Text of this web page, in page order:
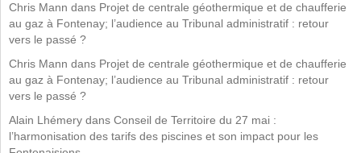
Chris Mann dans Projet de centrale géothermique et de chaufferie
au gaz à Fontenay; l’audience au Tribunal administratif : retour
vers le passé ?
Chris Mann dans Projet de centrale géothermique et de chaufferie
au gaz à Fontenay; l’audience au Tribunal administratif : retour
vers le passé ?
Alain Lhémery dans Conseil de Territoire du 27 mai :
l’harmonisation des tarifs des piscines et son impact pour les